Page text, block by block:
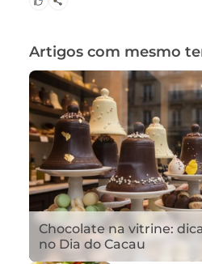
Artigos com mesmo
Chocolate na vitrine:
no Dia do Cacau